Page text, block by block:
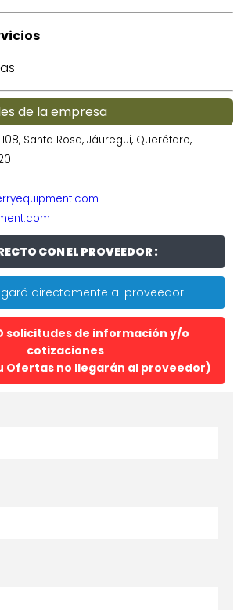
de la empresa
Santa Rosa, Jáuregui, Querétaro,
CON EL PROVEEDOR :
directamente al proveedor
solicitudes de información y/o
cotizaciones
Ofertas no llegarán al proveedor)